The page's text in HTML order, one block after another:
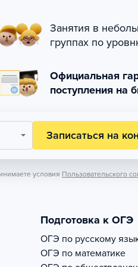
Занятия в
группах по
Официальная
поступления на
Записаться на
условия Пользовательского
Подготовка к ОГЭ
ОГЭ по русскому
ОГЭ по математике